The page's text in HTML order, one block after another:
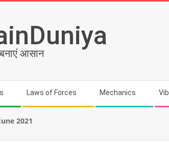
बनाएं आसान
Laws of Forces Mechanics
2021